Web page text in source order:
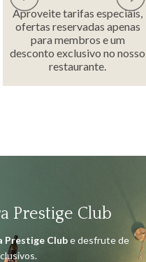
Desfrute da
um late check-out,
disponibilidade, e
cada momento sem
Prestige Club
Prestige Clube desfrute de